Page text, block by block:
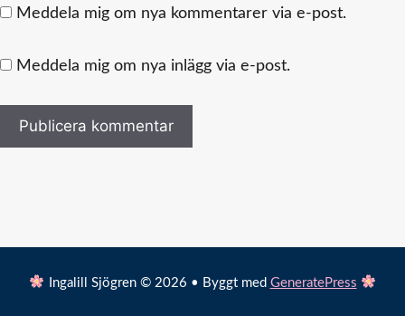
Meddela mig om nya kommentarer via e-post.
Meddela mig om nya inlägg via e-post.
Ingalill Sjögren © 2026 • Byggt med GeneratePress